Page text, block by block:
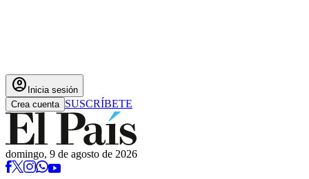
account_circle Inicia sesión
Crea cuenta SUSCRÍBETE
domingo, 9 de agosto de 2026